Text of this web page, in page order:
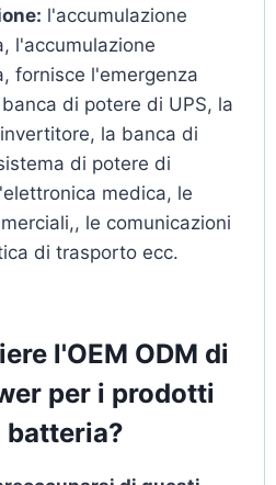
l'accumulazione
l'accumulazione
fornisce l'emergenza
di potere di UPS, la
la banca di
di potere di
medica, le
le comunicazioni
di trasporto ecc.
l'OEM ODM di
per i prodotti
batteria?